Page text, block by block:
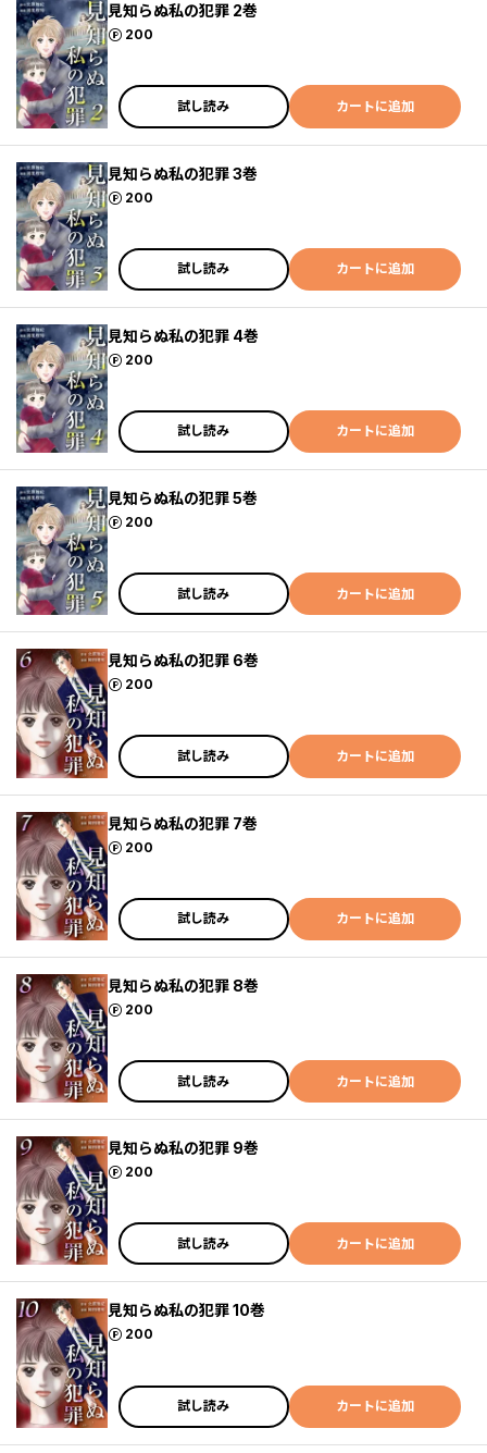
見知らぬ私の犯罪 2巻
200
ポイント
試し読み カートに追加
見知らぬ私の犯罪 3巻
200
ポイント
試し読み カートに追加
見知らぬ私の犯罪 4巻
200
ポイント
試し読み カートに追加
見知らぬ私の犯罪 5巻
200
ポイント
試し読み カートに追加
見知らぬ私の犯罪 6巻
200
ポイント
試し読み カートに追加
見知らぬ私の犯罪 7巻
200
ポイント
試し読み カートに追加
見知らぬ私の犯罪 8巻
200
ポイント
試し読み カートに追加
見知らぬ私の犯罪 9巻
200
ポイント
試し読み カートに追加
見知らぬ私の犯罪 10巻
200
ポイント
試し読み カートに追加